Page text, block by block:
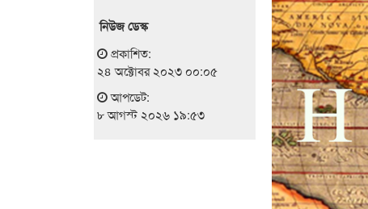
নিউজ ডেস্ক
প্রকাশিত:
২৪ অক্টোবর ২০২৩ ০০:০৫
আপডেট:
৮ আগস্ট ২০২৬ ১৯:৫৩